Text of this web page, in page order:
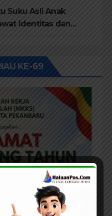
Suku Asli Anak
Identitas dan
KE-69